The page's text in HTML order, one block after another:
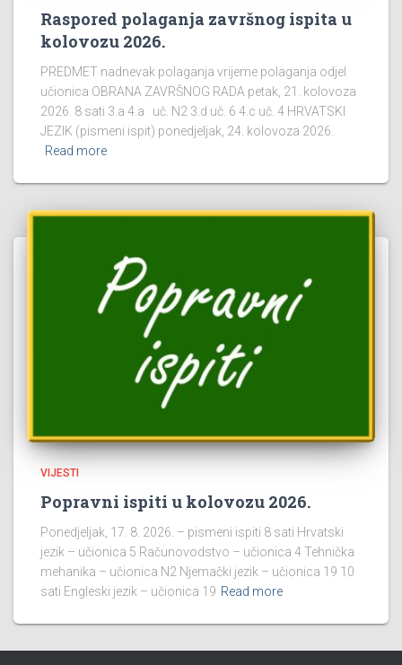
Raspored polaganja završnog ispita u
kolovozu 2026.
PREDMET nadnevak polaganja vrijeme polaganja odjel
učionica OBRANA ZAVRŠNOG RADA petak, 21. kolovoza
2026. 8 sati 3.a 4.a uč. N2 3.d uč. 6 4.c uč. 4 HRVATSKI
JEZIK (pismeni ispit) ponedjeljak, 24. kolovoza 2026.
Read more
VIJESTI
Popravni ispiti u kolovozu 2026.
Ponedjeljak, 17. 8. 2026. – pismeni ispiti 8 sati Hrvatski
jezik – učionica 5 Računovodstvo – učionica 4 Tehnička
mehanika – učionica N2 Njemački jezik – učionica 19 10
sati Engleski jezik – učionica 19 Read more